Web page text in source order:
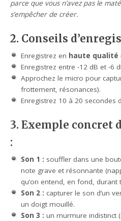
parce que vous n’avez pas le
s’empêcher de créer.
2. Conseils
Enregistrez en haute qualité
Enregistrez entre -12 dB et -6
Approchez le micro pour
frottement, résonances).
Enregistrez 10 à 20 secondes
3. Exemple concret
:
Son 1 : souffler dans une
note grave et résonnante
qu’on entend, en fond, durant
Son 2 : capturer le son d’un
un doigt mouillé.
Son 3 : un murmure indistinct